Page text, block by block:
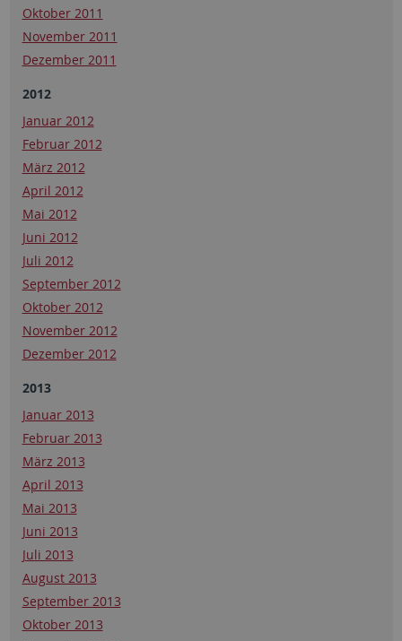
Oktober 2011
November 2011
Dezember 2011
2012
Januar 2012
Februar 2012
März 2012
April 2012
Mai 2012
Juni 2012
Juli 2012
September 2012
Oktober 2012
November 2012
Dezember 2012
2013
Januar 2013
Februar 2013
März 2013
April 2013
Mai 2013
Juni 2013
Juli 2013
August 2013
September 2013
Oktober 2013